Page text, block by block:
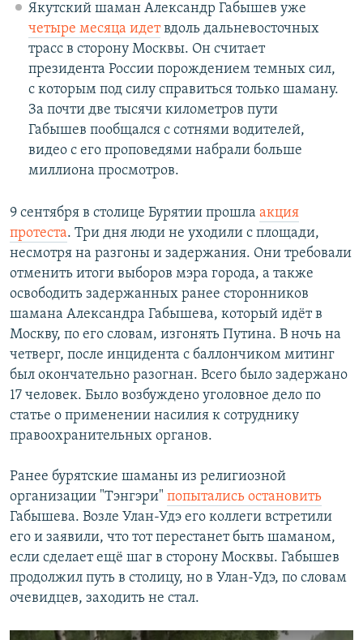
Якутский шаман Александр Габышев уже
четыре месяца идетвдоль дальневосточных
трасс в сторону Москвы. Он считает
президента России порождением темных сил,
с которым под силу справиться только шаману.
За почти две тысячи километров пути
Габышев пообщался с сотнями водителей,
видео с его проповедями набрали больше
миллиона просмотров.
9 сентября в столице Бурятии прошла акция
протеста. Три дня люди не уходили с площади,
несмотря на разгоны и задержания. Они требовали
отменить итоги выборов мэра города, а также
освободить задержанных ранее сторонников
шамана Александра Габышева, который идёт в
Москву, по его словам, изгонять Путина. В ночь на
четверг, после инцидента с баллончиком митинг
был окончательно разогнан. Всего было задержано
17 человек. Было возбуждено уголовное дело по
статье о применении насилия к сотруднику
правоохранительных органов.
Ранее бурятские шаманы из религиозной
организации "Тэнгэри" попытались остановить
Габышева. Возле Улан-Удэ его коллеги встретили
его и заявили, что тот перестанет быть шаманом,
если сделает ещё шаг в сторону Москвы. Габышев
продолжил путь в столицу, но в Улан-Удэ, по словам
очевидцев, заходить не стал.